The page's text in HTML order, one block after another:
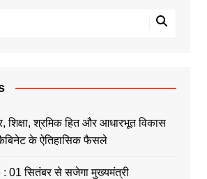
शिक्षा, श्रमिक हित और आधारभूत विकास
कैबिनेट के ऐतिहासिक फैसले
01 सितंबर से सजेगा मुख्यमंत्री